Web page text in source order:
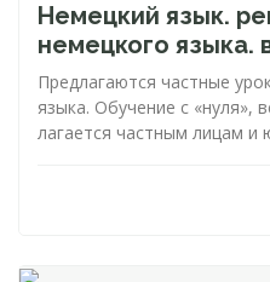
Немецкий язык.
немецкого языка.
Пред­ла­га­ют­ся час­тные
язы­ка. Обуче­ние с «ну­ля»,
ла­га­ет­ся час­тным ли­цам и